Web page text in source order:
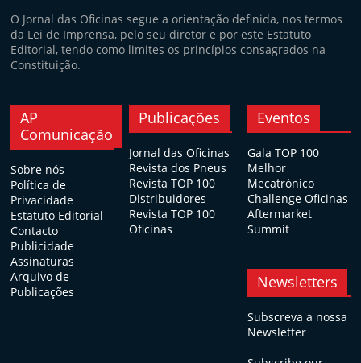
O Jornal das Oficinas segue a orientação definida, nos termos
da Lei de Imprensa, pelo seu diretor e por este Estatuto
Editorial, tendo como limites os princípios consagrados na
Constituição.
AP
Comunicação
Sobre nós
Política de
Privacidade
Estatuto Editorial
Contacto
Publicidade
Assinaturas
Arquivo de
Publicações
Publicações
Jornal das Oficinas
Revista dos Pneus
Revista TOP 100
Distribuidores
Revista TOP 100
Oficinas
Eventos
Gala TOP 100
Melhor
Mecatrónico
Challenge Oficinas
Aftermarket
Summit
Newsletters
Subscreva a nossa
Newsletter